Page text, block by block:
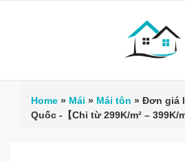
Home » Mái » Mái tôn » Đơn giá
Quốc -【Chỉ từ 299K/m² – 399K/